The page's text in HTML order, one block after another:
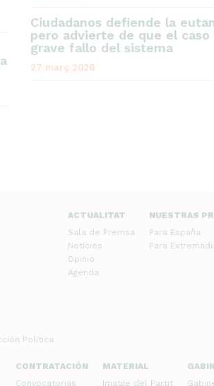
Ciudadanos defiende la
pero advierte de que el
grave fallo del sistema
27 març 2026
Política
ACTUALITAT
Sala de Premsa
Notícies
Opinió
Agenda
NUESTRAS
Para España
Para
CONTRATACIÓN
Convocatorias
MATERIAL
Imatge del Partit